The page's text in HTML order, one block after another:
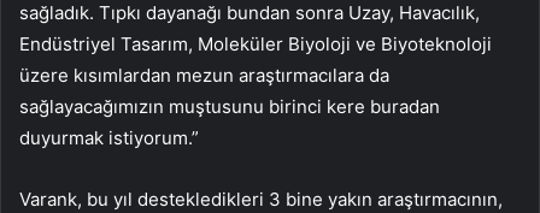
sağladık. Tıpkı dayanağı bundan sonra Uzay, Havacılık,
Endüstriyel Tasarım, Moleküler Biyoloji ve Biyoteknoloji
üzere kısımlardan mezun araştırmacılara da
sağlayacağımızın muştusunu birinci kere buradan
duyurmak istiyorum.”
Varank, bu yıl destekledikleri 3 bine yakın araştırmacının,